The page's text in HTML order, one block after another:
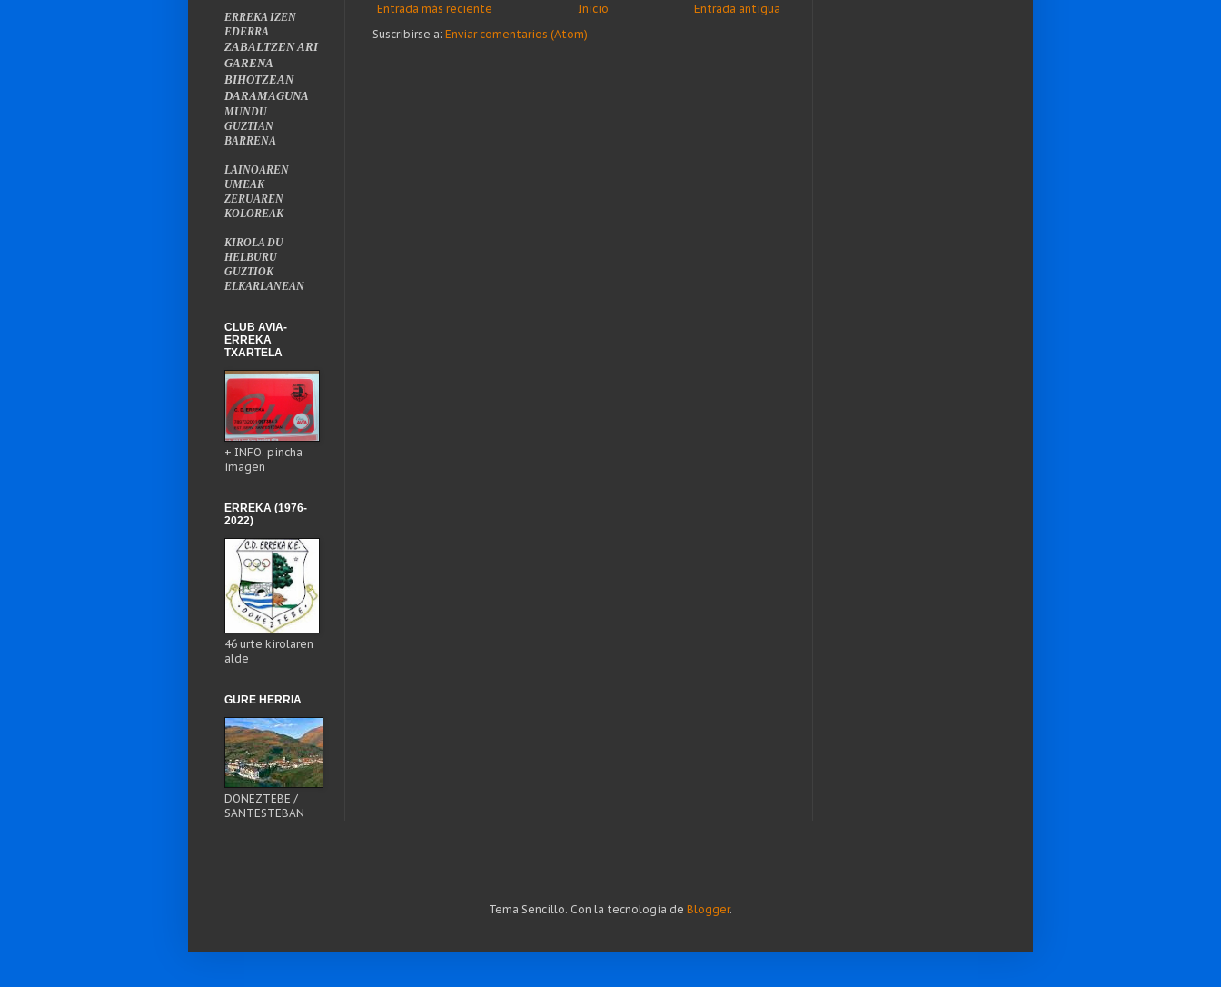
Entrada más reciente Entrada antigua
Inicio
Suscribirse a: Enviar comentarios (Atom)
ERREKA IZEN
EDERRA
ZABALTZEN ARI
GARENA
BIHOTZEAN
DARAMAGUNA
MUNDU
GUZTIAN
BARRENA
LAINOAREN
UMEAK
ZERUAREN
KOLOREAK
KIROLA DU
HELBURU
GUZTIOK
ELKARLANEAN
CLUB AVIA-
ERREKA
TXARTELA
+ INFO: pincha
imagen
ERREKA (1976-
2022)
46 urte kirolaren
alde
GURE HERRIA
DONEZTEBE /
SANTESTEBAN
Tema Sencillo. Con la tecnología de Blogger.